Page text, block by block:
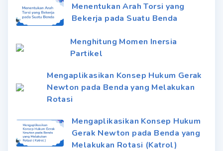
Menentukan Arah Torsi yang
Bekerja pada Suatu Benda
Menghitung Momen Inersia
Partikel
Mengaplikasikan Konsep Hukum Gerak
Newton pada Benda yang Melakukan
Rotasi
Mengaplikasikan Konsep Hukum
Gerak Newton pada Benda yang
Melakukan Rotasi (Katrol)